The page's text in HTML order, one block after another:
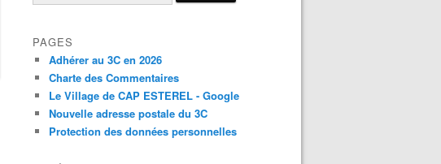
PAGES
Adhérer au 3C en 2026
Charte des Commentaires
Le Village de CAP ESTEREL - Google
Nouvelle adresse postale du 3C
Protection des données personnelles